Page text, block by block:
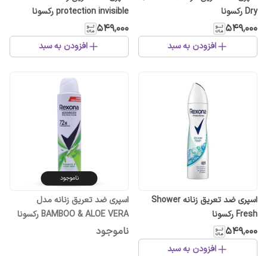
Dry رکسونا
۵۴۹٬۰۰۰
افزودن به سبد
protection invisible رکسونا
۵۴۹٬۰۰۰
افزودن به سبد
اسپری ضد تعریق زنانه Shower
Fresh رکسونا
۵۴۹٬۰۰۰
افزودن به سبد
ناموجود
اسپری ضد تعریق زنانه مدل
BAMBOO & ALOE VERA رکسونا
ناموجود